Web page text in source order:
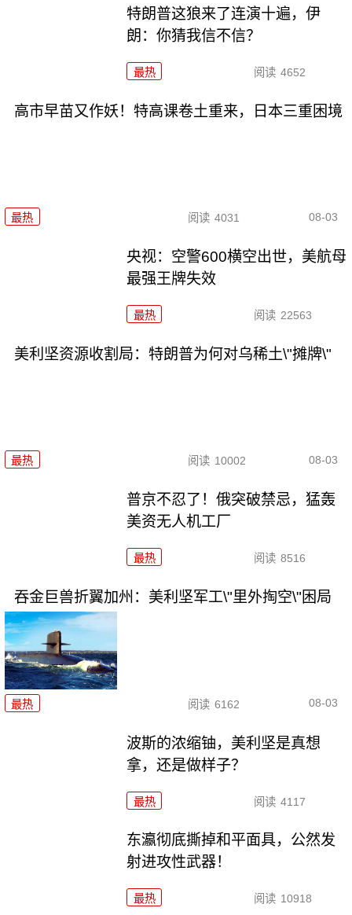
特朗普这狼来了连演十遍，伊
朗：你猜我信不信？
最热 阅读 4652
高市早苗又作妖！特高课卷土重来，日本三重困境
最热 阅读 4031 08-03
央视：空警600横空出世，美航母
最强王牌失效
最热 阅读 22563
美利坚资源收割局：特朗普为何对乌稀土\"摊牌\"
最热 阅读 10002 08-03
普京不忍了！俄突破禁忌，猛轰
美资无人机工厂
最热 阅读 8516
吞金巨兽折翼加州：美利坚军工\"里外掏空\"困局
最热 阅读 6162 08-03
波斯的浓缩铀，美利坚是真想
拿，还是做样子？
最热 阅读 4117
东瀛彻底撕掉和平面具，公然发
射进攻性武器！
最热 阅读 10918